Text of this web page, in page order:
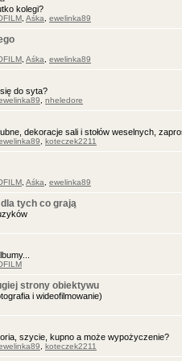
kolegi?
Aśka ewelinka89
Aśka ewelinka89
do syta?
nheledore
dekoracje sali i stołów weselnych,
koteczek2211
Aśka ewelinka89
dla tych co grają
strony obiektywu
i wideofilmowanie)
szycie, kupno a może wypożyczenie?
koteczek2211